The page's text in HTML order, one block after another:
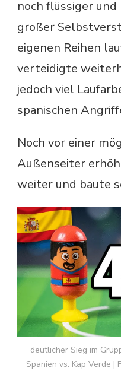
noch flüssiger
großer
eigenen Reihen
verteidigte
jedoch viel
spanischen
Noch vor einer
Außenseiter
weiter und baute
deutlicher Sieg im
Spanien vs. Kap Verde